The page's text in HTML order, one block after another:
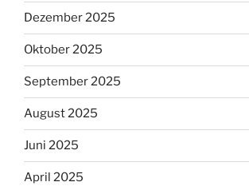
Dezember 2025
Oktober 2025
September 2025
August 2025
Juni 2025
April 2025